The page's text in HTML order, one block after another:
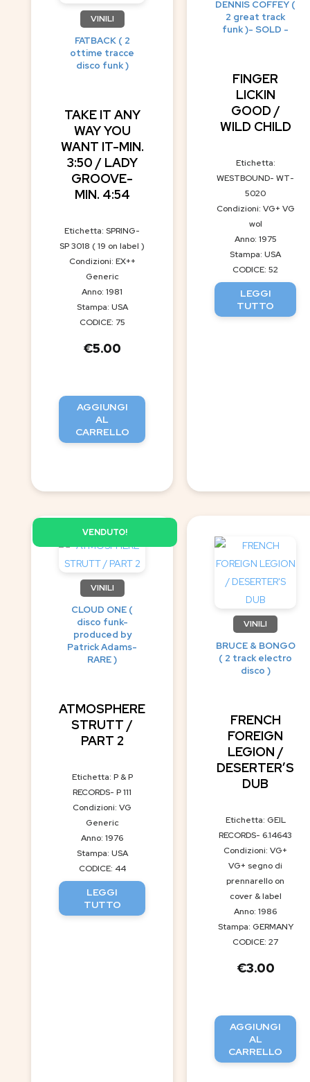
VINILI
FATBACK ( 2
ottime tracce
disco funk )
TAKE IT ANY
WAY YOU
WANT IT-MIN.
3:50 / LADY
GROOVE-
MIN. 4:54
Etichetta: SPRING-
SP 3018 ( 19 on label )
Condizioni: EX++
Generic
Anno: 1981
Stampa: USA
CODICE: 75
€5.00
AGGIUNGI
AL
CARRELLO
DENNIS COFFEY (
2 great track
funk )- SOLD -
FINGER
LICKIN
GOOD /
WILD CHILD
Etichetta:
WESTBOUND- WT-
5020
Condizioni: VG+ VG
wol
Anno: 1975
Stampa: USA
CODICE: 52
LEGGI
TUTTO
VENDUTO!
VINILI
CLOUD ONE (
disco funk-
produced by
Patrick Adams-
RARE )
ATMOSPHERE
STRUTT /
PART 2
Etichetta: P & P
RECORDS- P 111
Condizioni: VG
Generic
Anno: 1976
Stampa: USA
CODICE: 44
LEGGI
TUTTO
VINILI
BRUCE & BONGO
( 2 track electro
disco )
FRENCH
FOREIGN
LEGION /
DESERTER’S
DUB
Etichetta: GEIL
RECORDS- 6.14643
Condizioni: VG+
VG+ segno di
prennarello on
cover & label
Anno: 1986
Stampa: GERMANY
CODICE: 27
€3.00
AGGIUNGI
AL
CARRELLO